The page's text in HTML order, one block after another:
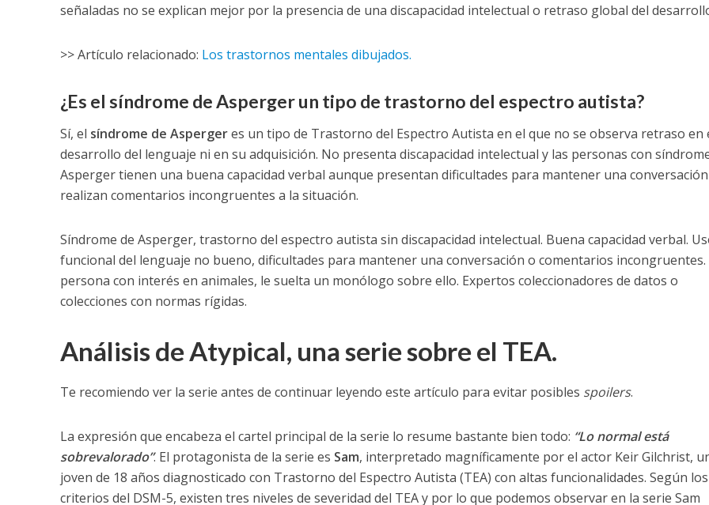
señaladas no se explican mejor por la presencia de una discapacidad intelectual o retraso global del
>> Artículo relacionado: Los trastornos mentales dibujados.
¿Es el síndrome de Asperger un tipo de trastorno del espectro autista?
Sí, el síndrome de Aspergeres un tipo de Trastorno del Espectro Autista en el que no se observa retraso en
desarrollo del lenguaje ni en su adquisición. No presenta discapacidad intelectual y las personas con
Asperger tienen una buena capacidad verbal aunque presentan dificultades para mantener una
realizan comentarios incongruentes a la situación.
Síndrome de Asperger, trastorno del espectro autista sin discapacidad intelectual. Buena capacidad verbal.
funcional del lenguaje no bueno, dificultades para mantener una conversación o comentarios incongruentes.
persona con interés en animales, le suelta un monólogo sobre ello. Expertos coleccionadores de datos o
colecciones con normas rígidas.
Análisis de Atypical, una serie sobre el TEA.
Te recomiendo ver la serie antes de continuar leyendo este artículo para evitar posibles spoilers.
La expresión que encabeza el cartel principal de la serie lo resume bastante bien todo: “Lo normal está
sobrevalorado”. El protagonista de la serie es Sam, interpretado magníficamente por el actor Keir Gilchrist,
joven de 18 años diagnosticado con Trastorno del Espectro Autista (TEA) con altas funcionalidades. Según los
criterios del DSM-5, existen tres niveles de severidad del TEA y por lo que podemos observar en la serie Sam